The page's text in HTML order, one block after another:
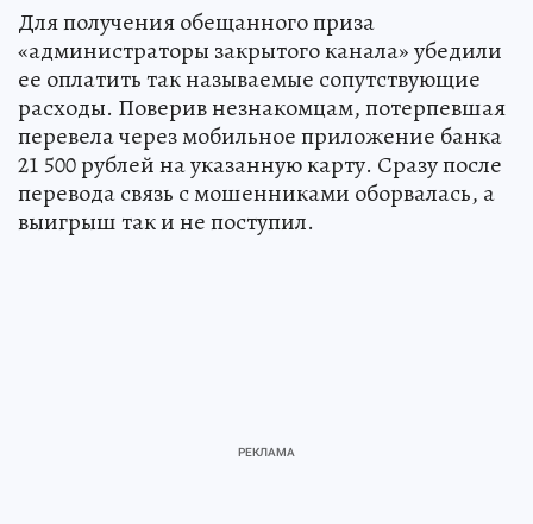
Для получения обещанного приза
«администраторы закрытого канала» убедили
ее оплатить так называемые сопутствующие
расходы. Поверив незнакомцам, потерпевшая
перевела через мобильное приложение банка
21 500 рублей на указанную карту. Сразу после
перевода связь с мошенниками оборвалась, а
выигрыш так и не поступил.